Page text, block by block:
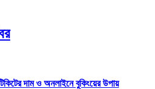
দাম ও অনলাইনে বুকিংয়ের উপায়